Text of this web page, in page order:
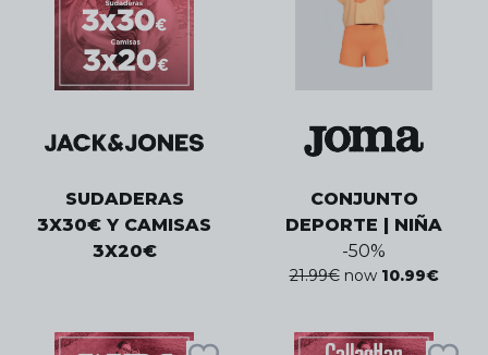
SUDADERAS
3X30€ Y CAMISAS
3X20€
CONJUNTO
DEPORTE | NIÑA
-50%
21.99€ now 10.99€